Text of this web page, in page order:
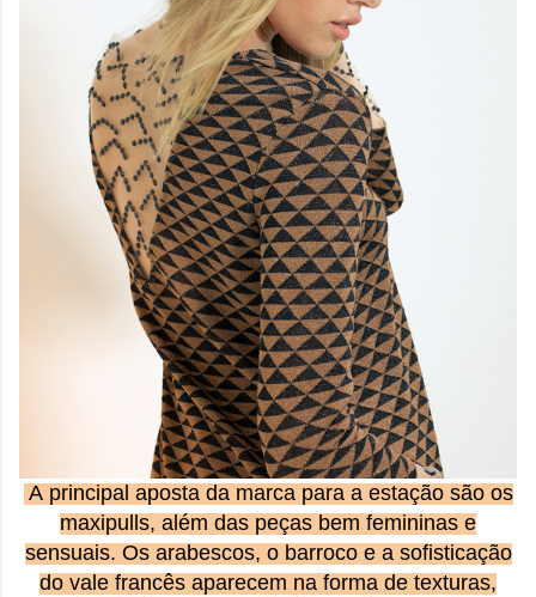
A principal aposta da marca para a estação são os
maxipulls, além das peças bem femininas e
sensuais. Os arabescos, o barroco e a sofisticação
do vale francês aparecem na forma de texturas,